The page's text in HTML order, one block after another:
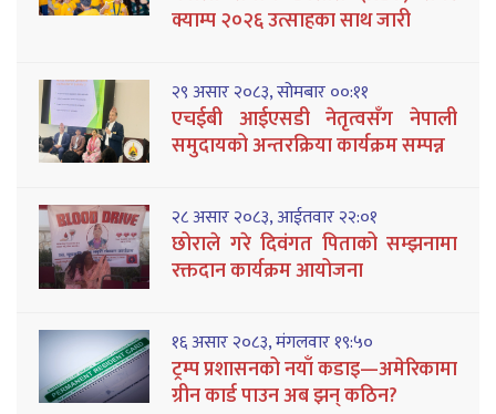
क्याम्प २०२६ उत्साहका साथ जारी
२९ असार २०८३, सोमबार ००:११
एचईबी आईएसडी नेतृत्वसँग नेपाली
समुदायको अन्तरक्रिया कार्यक्रम सम्पन्न
२८ असार २०८३, आईतवार २२:०१
छोराले गरे दिवंगत पिताको सम्झनामा
रक्तदान कार्यक्रम आयोजना
१६ असार २०८३, मंगलवार १९:५०
ट्रम्प प्रशासनको नयाँ कडाइ—अमेरिकामा
ग्रीन कार्ड पाउन अब झन् कठिन?